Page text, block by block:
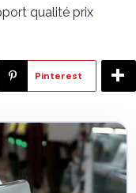
qualité prix
Pinterest